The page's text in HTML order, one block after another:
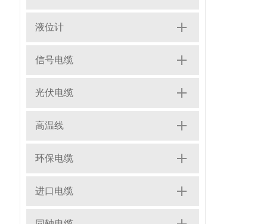
液位计
信号电缆
光伏电缆
高温线
环保电缆
进口电缆